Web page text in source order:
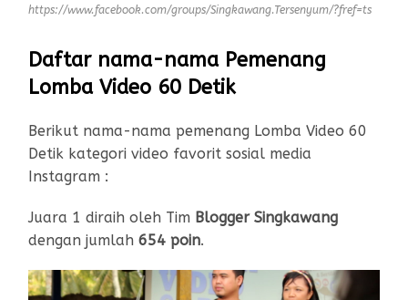
https://www.facebook.com/groups/Singkawang.Tersenyum/?fref=ts
Daftar nama-nama Pemenang
Lomba Video 60 Detik
Berikut nama-nama pemenang Lomba Video 60
Detik kategori video favorit sosial media
Instagram :
Juara 1 diraih oleh Tim Blogger Singkawang
dengan jumlah654 poin.